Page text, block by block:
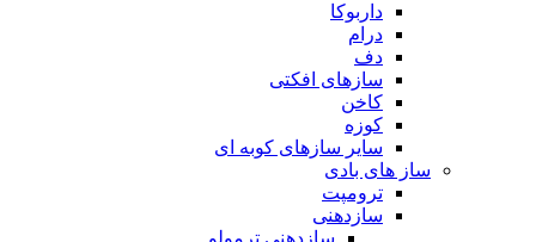
داربوکا
درام
دف
سازهای افکتی
کاخن
کوزه
سایر سازهای کوبه ای
ساز های بادی
ترومپت
سازدهنی
سازدهنی ترمولو